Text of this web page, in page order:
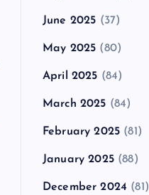
June 2025 (37)
May 2025 (80)
April 2025 (84)
March 2025 (84)
February 2025 (81)
January 2025(88)
December 2024 (81)